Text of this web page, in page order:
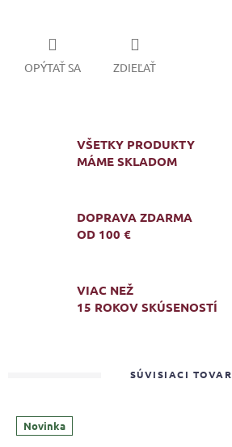
OPÝTAŤ SA ZDIEĽAŤ
VŠETKY PRODUKTY
MÁME SKLADOM
DOPRAVA ZDARMA
OD 100 €
VIAC NEŽ
15 ROKOV SKÚSENOSTÍ
SÚVISIACI TOVAR
Novinka